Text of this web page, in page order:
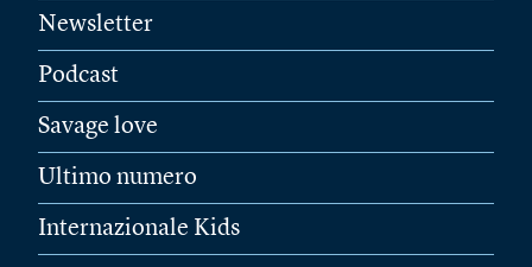
Newsletter
Podcast
Savage love
Ultimo numero
Internazionale Kids